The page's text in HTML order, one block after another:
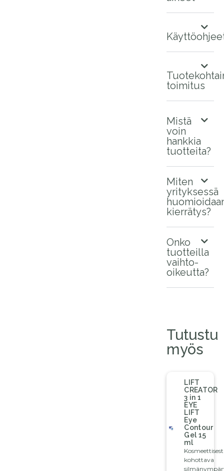
toimitus
Mistä
voin
hankkia
tuotteita?
Miten
yrityksessä
kierrätys?
Onko
tuotteilla
vaihto-
oikeutta?
Tutustu
myös
LIFT
CREATOR
3 in 1
EYE
LIFT
Eye
Contour
Gel 15
ml
kohottava